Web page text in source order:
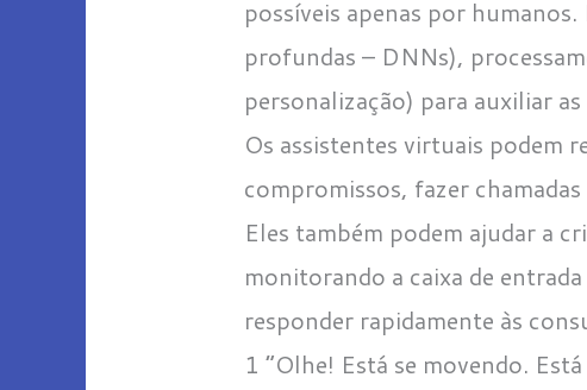
possíveis apenas por
profundas – DNNs),
personalização) para auxiliar
Os assistentes virtuais podem
compromissos, fazer
Eles também podem ajudar a
monitorando a caixa de
responder rapidamente às
1 “Olhe! Está se movendo.